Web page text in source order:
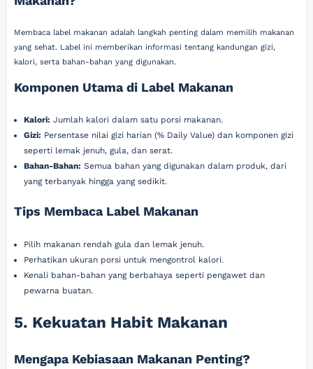
Membaca label makanan adalah langkah penting dalam memilih makanan
yang sehat. Label ini memberikan informasi tentang kandungan gizi,
kalori, serta bahan-bahan yang digunakan.
Komponen Utama di Label Makanan
Kalori: Jumlah kalori dalam satu porsi makanan.
Gizi: Persentase nilai gizi harian (% Daily Value) dan komponen gizi
seperti lemak jenuh, gula, dan serat.
Bahan-Bahan: Semua bahan yang digunakan dalam produk, dari
yang terbanyak hingga yang sedikit.
Tips Membaca Label Makanan
Pilih makanan rendah gula dan lemak jenuh.
Perhatikan ukuran porsi untuk mengontrol kalori.
Kenali bahan-bahan yang berbahaya seperti pengawet dan
pewarna buatan.
5. Kekuatan Habit Makanan
Mengapa Kebiasaan Makanan Penting?